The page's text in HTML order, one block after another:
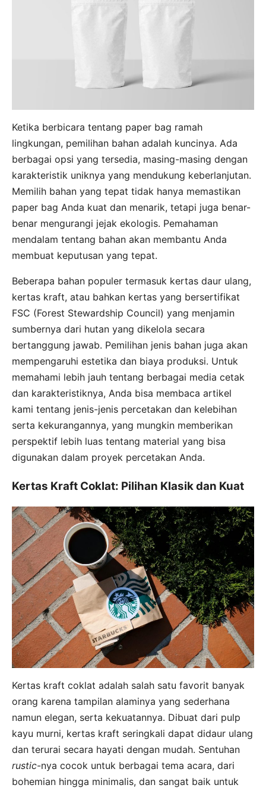
Ketika berbicara tentang paper bag ramah
lingkungan, pemilihan bahan adalah kuncinya. Ada
berbagai opsi yang tersedia, masing-masing dengan
karakteristik uniknya yang mendukung keberlanjutan.
Memilih bahan yang tepat tidak hanya memastikan
paper bag Anda kuat dan menarik, tetapi juga benar-
benar mengurangi jejak ekologis. Pemahaman
mendalam tentang bahan akan membantu Anda
membuat keputusan yang tepat.
Beberapa bahan populer termasuk kertas daur ulang,
kertas kraft, atau bahkan kertas yang bersertifikat
FSC (Forest Stewardship Council) yang menjamin
sumbernya dari hutan yang dikelola secara
bertanggung jawab. Pemilihan jenis bahan juga akan
mempengaruhi estetika dan biaya produksi. Untuk
memahami lebih jauh tentang berbagai media cetak
dan karakteristiknya, Anda bisa membaca artikel
kami tentang jenis-jenis percetakan dan kelebihan
serta kekurangannya, yang mungkin memberikan
perspektif lebih luas tentang material yang bisa
digunakan dalam proyek percetakan Anda.
Kertas Kraft Coklat: Pilihan Klasik dan Kuat
Kertas kraft coklat adalah salah satu favorit banyak
orang karena tampilan alaminya yang sederhana
namun elegan, serta kekuatannya. Dibuat dari pulp
kayu murni, kertas kraft seringkali dapat didaur ulang
dan terurai secara hayati dengan mudah. Sentuhan
rustic-nya cocok untuk berbagai tema acara, dari
bohemian hingga minimalis, dan sangat baik untuk